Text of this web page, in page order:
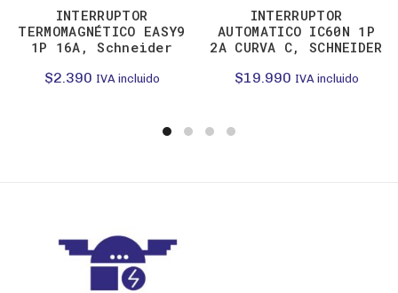
INTERRUPTOR
TERMOMAGNÉTICO EASY9
1P 16A, Schneider
$2.390 IVA incluido
INTERRUPTOR
AUTOMATICO IC60N 1P
2A CURVA C, SCHNEIDER
$19.990 IVA incluido